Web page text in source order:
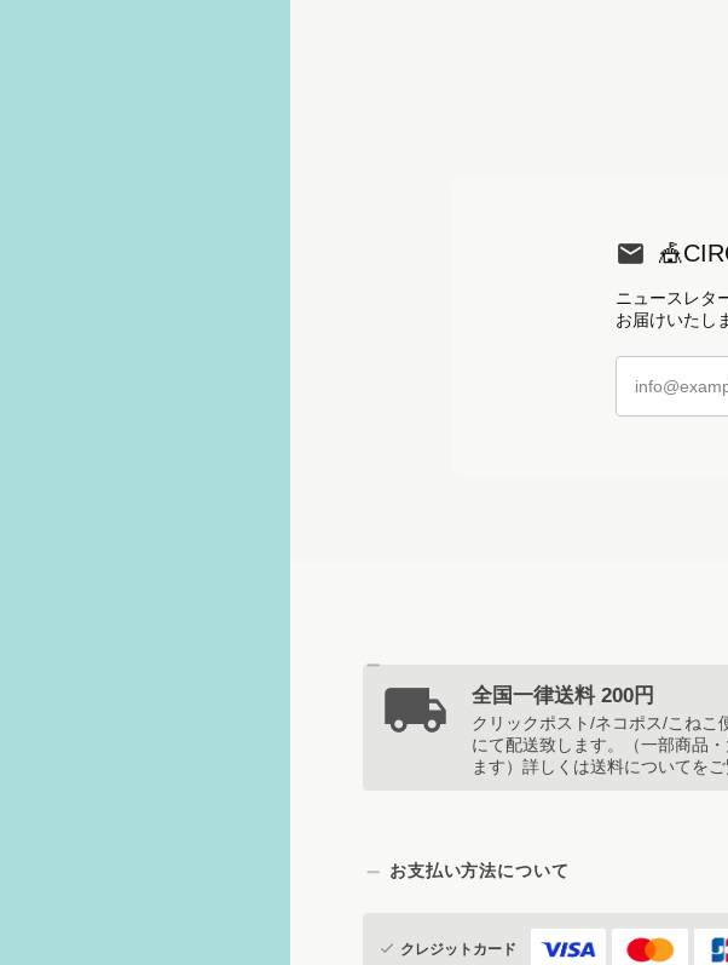
ニュースレタ
お届けいたし
全国一律送料 200円
クリックポスト/ネコポス/こねこ
にて配送致します。（一部商品
ます）詳しくは送料についてをご
お支払い方法について
クレジットカード